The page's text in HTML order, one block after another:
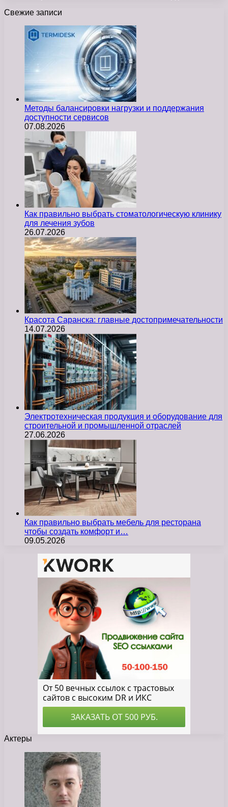
Свежие записи
Методы балансировки нагрузки и поддержания
доступности сервисов
07.08.2026
Как правильно выбрать стоматологическую клинику
для лечения зубов
26.07.2026
Красота Саранска: главные достопримечательности
14.07.2026
Электротехническая продукция и оборудование для
строительной и промышленной отраслей
27.06.2026
Как правильно выбрать мебель для ресторана
чтобы создать комфорт и…
09.05.2026
Актеры